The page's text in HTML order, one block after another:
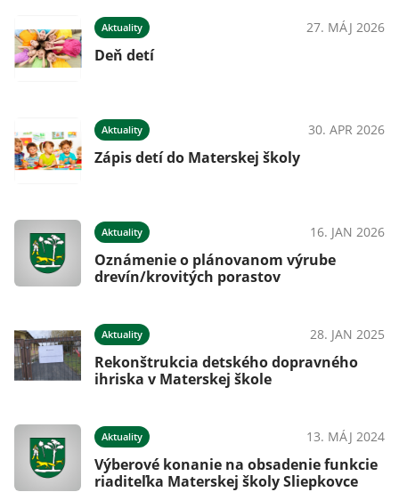
Aktuality 27. MÁJ 2026
Deň detí
Aktuality 30. APR 2026
Zápis detí do Materskej školy
Aktuality 16. JAN 2026
Oznámenie o plánovanom výrube
drevín/krovitých porastov
Aktuality 28. JAN 2025
Rekonštrukcia detského dopravného
ihriska v Materskej škole
Aktuality 13. MÁJ 2024
Výberové konanie na obsadenie funkcie
riaditeľka Materskej školy Sliepkovce